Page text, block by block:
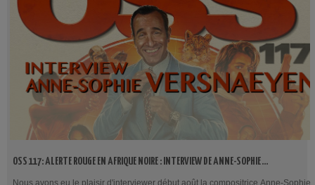
OSS 117: ALERTE ROUGE EN AFRIQUE NOIRE : INTERVIEW DE ANNE-SOPHIE
VERSNAEYEN
Nous avons eu le plaisir d'interviewer début août la compositrice Anne-Sophie